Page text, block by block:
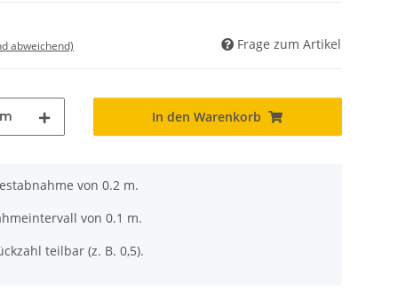
abweichend) Frage zum Artikel
In den Warenkorb
von 0.2 m.
von 0.1 m.
teilbar (z. B. 0,5).